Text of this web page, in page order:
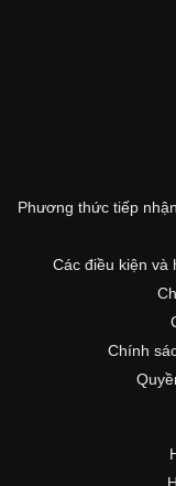
Phương thức tiếp
Các điều kiện và
Chính